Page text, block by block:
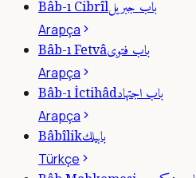
Bâb-ı Cibrîlباب جبريل
Arapça
Bâb-ı Fetvâباب فتوى
Arapça
Bâb-ı İctihâdباب اجتهاد
Arapça
Bâbîlikبابيلك
Türkçe